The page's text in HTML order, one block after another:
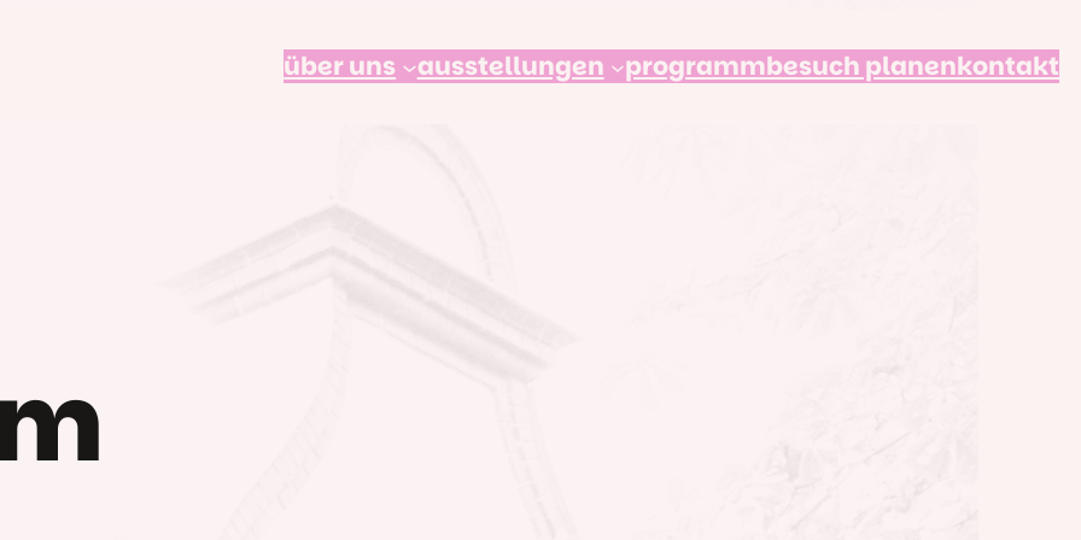
über uns ausstellungen programmbesuch planenkontakt